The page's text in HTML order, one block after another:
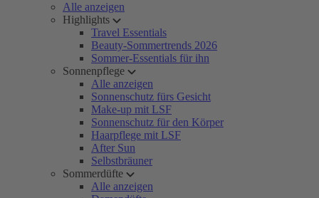
Alle anzeigen
Highlights
Travel Essentials
Beauty-Sommertrends 2026
Sommer-Essentials für ihn
Sonnenpflege
Alle anzeigen
Sonnenschutz fürs Gesicht
Make-up mit LSF
Sonnenschutz für den Körper
Haarpflege mit LSF
After Sun
Selbstbräuner
Sommerdüfte
Alle anzeigen